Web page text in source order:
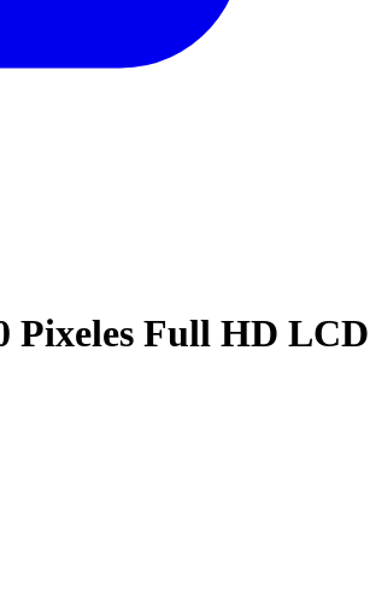
Pixeles Full HD LCD